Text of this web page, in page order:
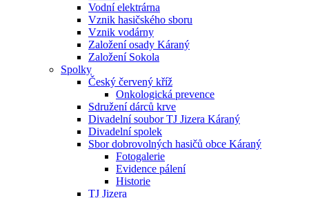
Vodní elektrárna
Vznik hasičského sboru
Vznik vodárny
Založení osady Káraný
Založení Sokola
Spolky
Český červený kříž
Onkologická prevence
Sdružení dárců krve
Divadelní soubor TJ Jizera Káraný
Divadelní spolek
Sbor dobrovolných hasičů obce Káraný
Fotogalerie
Evidence pálení
Historie
TJ Jizera